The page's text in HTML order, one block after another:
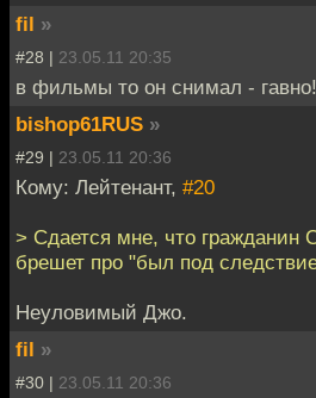
fil »
#28 | 23.05.11 20:35
в фильмы то он снимал - гавно!
bishop61RUS »
#29 | 23.05.11 20:36
Кому: Лейтенант, #20
> Сдается мне, что гражданин
брешет про "был под
Неуловимый Джо.
fil »
#30 | 23.05.11 20:36